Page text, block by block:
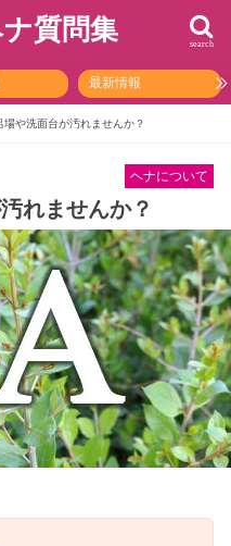
質問集 search
最新情報
場や洗面台が汚れませんか？
ヘナについて
れませんか？